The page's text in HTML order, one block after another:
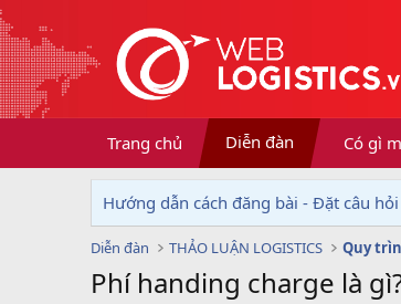
Trang chủ Diễn đàn Có gì
Hướng dẫn cách đăng bài - Đặt câu
Diễn đàn THẢO LUẬN LOGISTICS Quy
Phí handing charge là